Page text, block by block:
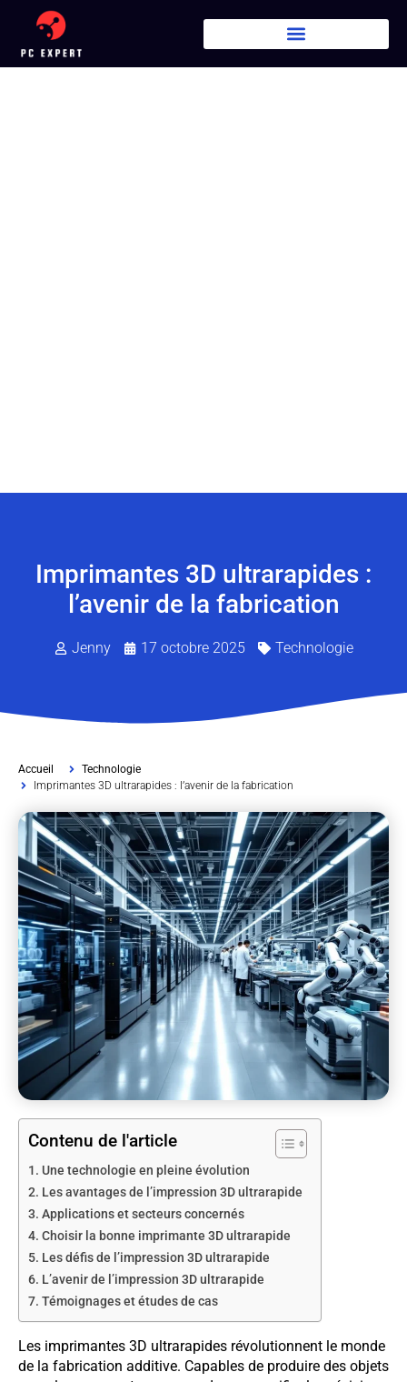
Imprimantes 3D ultrarapides :
l’avenir de la fabrication
Jenny 17 octobre 2025 Technologie
Accueil
Technologie
Imprimantes 3D ultrarapides : l’avenir de la fabrication
Contenu de l'article
Une technologie en pleine évolution
Les avantages de l’impression 3D ultrarapide
Applications et secteurs concernés
Choisir la bonne imprimante 3D ultrarapide
Les défis de l’impression 3D ultrarapide
L’avenir de l’impression 3D ultrarapide
Témoignages et études de cas
Les imprimantes 3D ultrarapides révolutionnent le monde
de la fabrication additive. Capables de produire des objets